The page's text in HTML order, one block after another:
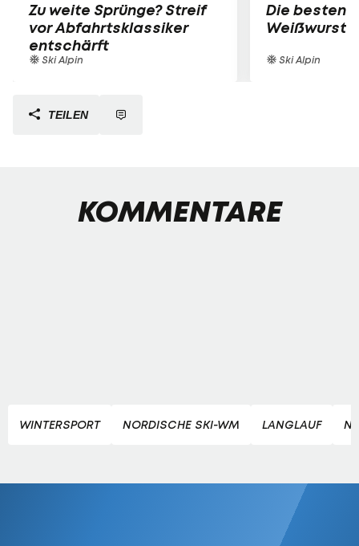
Zu weite Sprünge? Streif
vor Abfahrtsklassiker
entschärft
Ski Alpin
Die besten
Weißwurst-
Ski Alpin
TEILEN
KOMMENTARE
WINTERSPORT NORDISCHE SKI-WM LANGLAUF